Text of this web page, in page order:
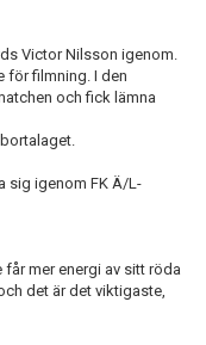
Victor Nilsson igenom.
för filmning. I den
och fick lämna
sig igenom FK Ä/L-
får mer energi av sitt röda
det är det viktigaste,